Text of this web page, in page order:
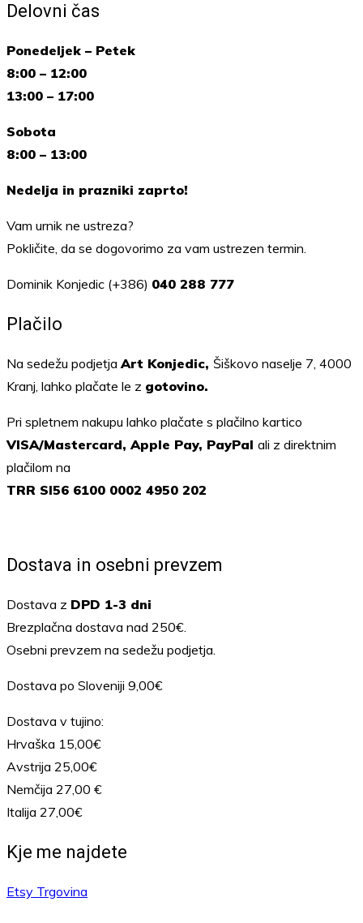
Delovni čas
Ponedeljek – Petek
8:00 – 12:00
13:00 – 17:00
Sobota
8:00 – 13:00
Nedelja in prazniki zaprto!
Vam urnik ne ustreza?
Pokličite, da se dogovorimo za vam ustrezen termin.
Dominik Konjedic (+386) 040 288 777
Plačilo
Na sedežu podjetja Art Konjedic, Šiškovo naselje 7, 4000
Kranj, lahko plačate le z gotovino.
Pri spletnem nakupu lahko plačate s plačilno kartico
VISA/Mastercard, Apple Pay, PayPal ali z direktnim
plačilom na
TRR SI56 6100 0002 4950 202
Dostava in osebni prevzem
Dostava z DPD 1-3 dni
Brezplačna dostava nad 250€.
Osebni prevzem na sedežu podjetja.
Dostava po Sloveniji 9,00€
Dostava v tujino:
Hrvaška 15,00€
Avstrija 25,00€
Nemčija 27,00 €
Italija 27,00€
Kje me najdete
Etsy Trgovina